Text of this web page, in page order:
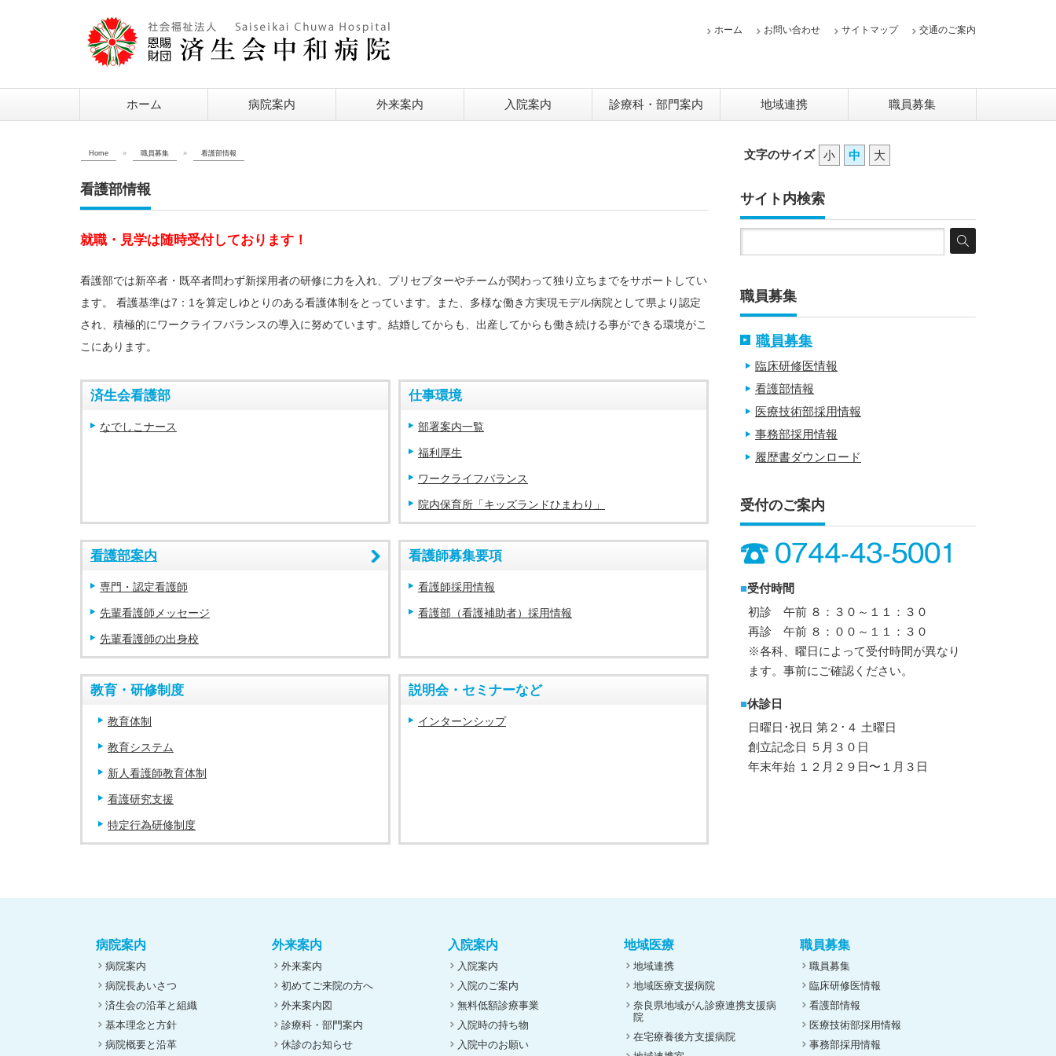
ホーム お問い合わせ サイトマップ 交通のご案内
ホーム 病院案内 外来案内 入院案内 診療科・部門案内 地域連携 職員募集
Home » 職員募集 » 看護部情報
看護部情報
就職・見学は随時受付しております！
看護部では新卒者・既卒者問わず新採用者の研修に力を入れ、プリセプターやチームが関わって独り立ちまでをサポートしてい
ます。 看護基準は7：1を算定しゆとりのある看護体制をとっています。また、多様な働き方実現モデル病院として県より認定
され、積極的にワークライフバランスの導入に努めています。結婚してからも、出産してからも働き続ける事ができる環境がこ
こにあります。
済生会看護部
なでしこナース
仕事環境
部署案内一覧
福利厚生
ワークライフバランス
院内保育所「キッズランドひまわり」
看護部案内
専門・認定看護師
先輩看護師メッセージ
先輩看護師の出身校
看護師募集要項
看護師採用情報
看護部（看護補助者）採用情報
教育・研修制度
教育体制
教育システム
新人看護師教育体制
看護研究支援
特定行為研修制度
説明会・セミナーなど
インターンシップ
文字のサイズ 小 中 大
サイト内検索
職員募集
職員募集
臨床研修医情報
看護部情報
医療技術部採用情報
事務部採用情報
履歴書ダウンロード
受付のご案内
■受付時間
初診 午前 ８：３０～１１：３０
再診 午前 ８：００～１１：３０
※各科、曜日によって受付時間が異なり
ます。事前にご確認ください。
■休診日
日曜日･祝日 第２･４ 土曜日
創立記念日 ５月３０日
年末年始 １２月２９日〜１月３日
病院案内
病院案内
病院長あいさつ
済生会の沿革と組織
基本理念と方針
病院概要と沿革
外来案内
外来案内
初めてご来院の方へ
外来案内図
診療科・部門案内
休診のお知らせ
入院案内
入院案内
入院のご案内
無料低額診療事業
入院時の持ち物
入院中のお願い
地域医療
地域連携
地域医療支援病院
奈良県地域がん診療連携支援病
院
在宅療養後方支援病院
職員募集
職員募集
臨床研修医情報
看護部情報
医療技術部採用情報
事務部採用情報